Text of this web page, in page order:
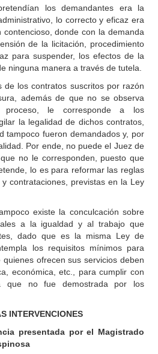
los demandantes era la
lo correcto y eficaz era
donde con la demanda
de la licitación, procedimiento
para suspender, los efectos de la
ninguna manera a través de tutela.
de los contratos suscritos por razón
además de que no se observa
proceso, le corresponde a los
la legalidad de dichos contratos,
tampoco fueron demandados y, por
Por ende, no puede el Juez de
no le corresponden, puesto que
lo es para reformar las reglas
contrataciones, previstas en la Ley
existe la conculcación sobre
a la igualdad y al trabajo que
dado que es la misma Ley de
los requisitos mínimos para
ofrecen sus servicios deben
económica, etc., para cumplir con
que no fue demostrada por los
INTERVENCIONES
presentada por el Magistrado